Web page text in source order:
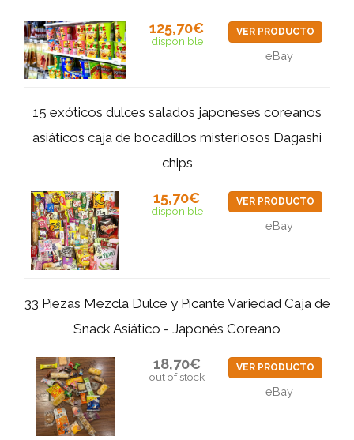
125,70€
disponible
VER PRODUCTO
eBay
15 exóticos dulces salados japoneses coreanos
asiáticos caja de bocadillos misteriosos Dagashi
chips
15,70€
disponible
VER PRODUCTO
eBay
33 Piezas Mezcla Dulce y Picante Variedad Caja de
Snack Asiático - Japonés Coreano
18,70€
out of stock
VER PRODUCTO
eBay